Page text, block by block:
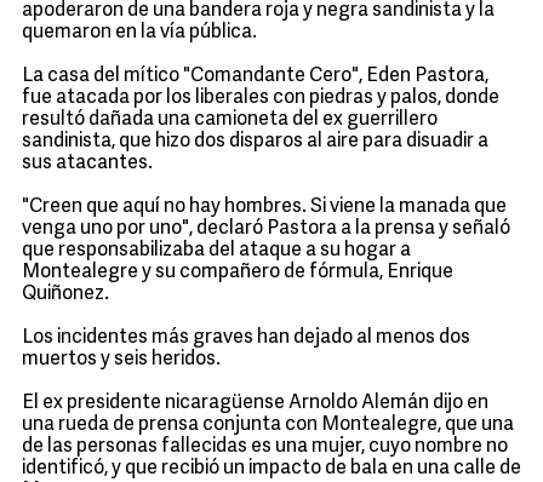
apoderaron de una bandera roja y negra sandinista y la
quemaron en la vía pública.
La casa del mítico "Comandante Cero", Eden Pastora,
fue atacada por los liberales con piedras y palos, donde
resultó dañada una camioneta del ex guerrillero
sandinista, que hizo dos disparos al aire para disuadir a
sus atacantes.
"Creen que aquí no hay hombres. Si viene la manada que
venga uno por uno", declaró Pastora a la prensa y señaló
que responsabilizaba del ataque a su hogar a
Montealegre y su compañero de fórmula, Enrique
Quiñonez.
Los incidentes más graves han dejado al menos dos
muertos y seis heridos.
El ex presidente nicaragüense Arnoldo Alemán dijo en
una rueda de prensa conjunta con Montealegre, que una
de las personas fallecidas es una mujer, cuyo nombre no
identificó, y que recibió un impacto de bala en una calle de